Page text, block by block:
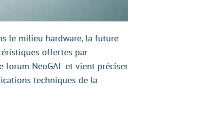
le milieu hardware, la future
offertes par
forum NeoGAF et vient préciser
techniques de la